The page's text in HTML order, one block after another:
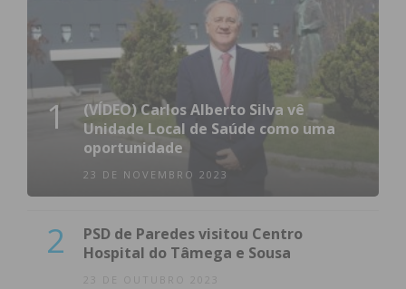
1
(VÍDEO) Carlos Alberto Silva vê
Unidade Local de Saúde como uma
oportunidade
23 DE NOVEMBRO 2023
2
PSD de Paredes visitou Centro
Hospital do Tâmega e Sousa
23 DE OUTUBRO 2023